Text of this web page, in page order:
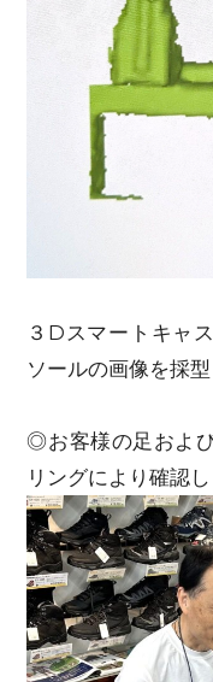
３Dスマートキャ
ソールの画像を採型
◎お客様の足およ
リングにより確認し